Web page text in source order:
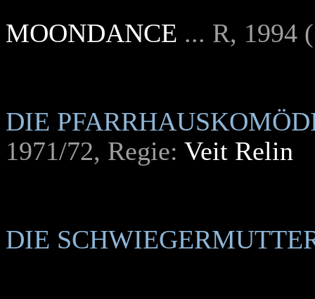
MOONDANCE ... R, 1994
DIE
1971/72, Regie: Veit Relin
DIE